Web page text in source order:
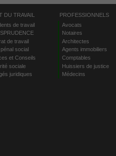
DU TRAVAIL
de travail
de travail
social
et Conseils
sociale
juridiques
PROFESSIONNELS
Avocats
Notaires
Architectes
Agents immobiliers
Comptables
Huissiers de justice
Médecins